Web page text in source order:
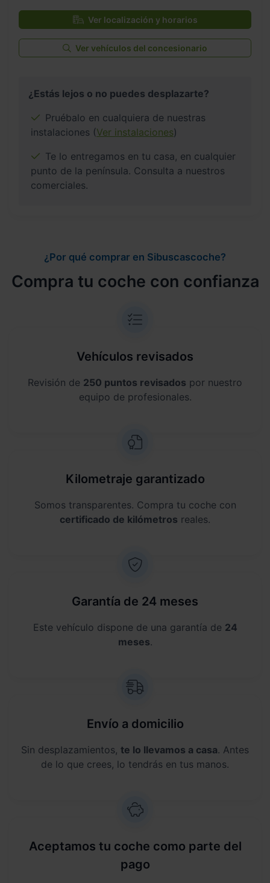
Ver localización y horarios
Ver vehículos del concesionario
¿Estás lejos o no puedes desplazarte?
Pruébalo en cualquiera de nuestras
instalaciones (Ver instalaciones)
Te lo entregamos en tu casa, en cualquier
punto de la península. Consulta a nuestros
comerciales.
¿Por qué comprar en Sibuscascoche?
Compra tu coche con confianza
Vehículos revisados
Revisión de 250 puntos revisados por nuestro
equipo de profesionales.
Kilometraje garantizado
Somos transparentes. Compra tu coche con
certificado de kilómetros reales.
Garantía de 24 meses
Este vehículo dispone de una garantía de 24
meses.
Envío a domicilio
Sin desplazamientos, te lo llevamos a casa. Antes
de lo que crees, lo tendrás en tus manos.
Aceptamos tu coche como parte del
pago